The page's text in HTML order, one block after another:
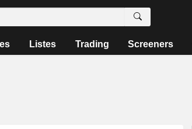
Listes Trading Screeners